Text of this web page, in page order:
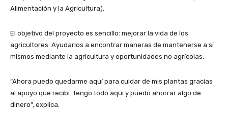
Alimentación y la Agricultura).
El objetivo del proyecto es sencillo: mejorar la vida de los
agricultores. Ayudarlos a encontrar maneras de mantenerse a sí
mismos mediante la agricultura y oportunidades no agrícolas.
“Ahora puedo quedarme aquí para cuidar de mis plantas gracias
al apoyo que recibí. Tengo todo aquí y puedo ahorrar algo de
dinero”, explica.